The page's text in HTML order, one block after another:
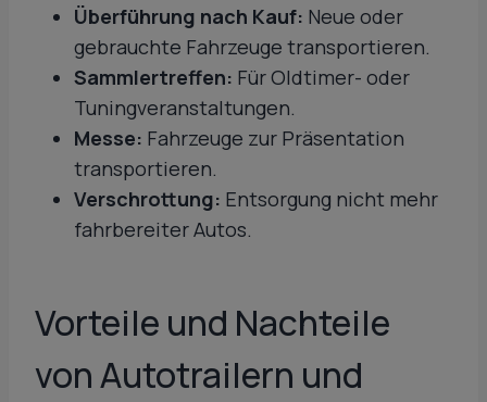
Überführung nach Kauf: Neue oder
gebrauchte Fahrzeuge transportieren.
Sammlertreffen: Für Oldtimer- oder
Tuningveranstaltungen.
Messe: Fahrzeuge zur Präsentation
transportieren.
Verschrottung: Entsorgung nicht mehr
fahrbereiter Autos.
Vorteile und Nachteile
von Autotrailern und